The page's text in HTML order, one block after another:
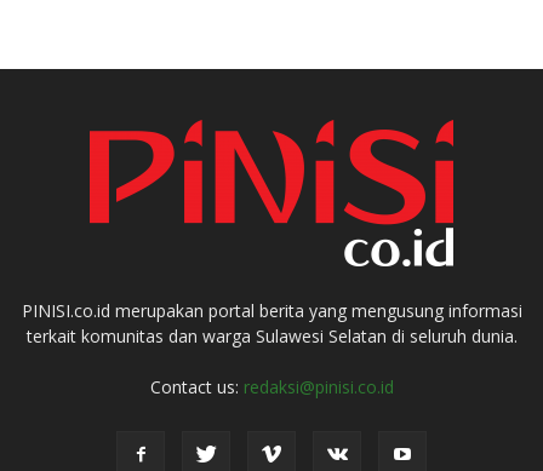
PINISI.co.id merupakan portal berita yang mengusung informasi
terkait komunitas dan warga Sulawesi Selatan di seluruh dunia.
Contact us: redaksi@pinisi.co.id